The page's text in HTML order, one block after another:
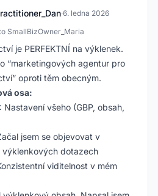
·6. ledna 2026
SmallBizOwner_Maria
je PERFEKTNÍ na výklenek.
“marketingových agentur pro
oproti těm obecným.
osa:
Nastavení všeho (GBP, obsah,
jsem se objevovat v
výklenkových dotazech
viditelnost v mém